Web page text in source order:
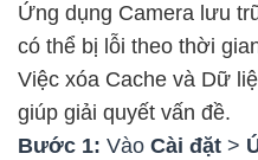
Ứng dụng Camera lưu
có thể bị lỗi theo thời
Việc xóa Cache và Dữ
giúp giải quyết vấn đề.
Bước 1: Vào Cài đặt >